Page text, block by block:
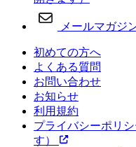
メールマガジ
初めての方へ
よくある質問
お問い合わせ
お知らせ
利用規約
プライバシーポリシ
す）